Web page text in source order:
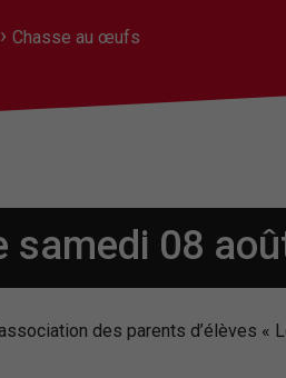
› Chasse au œufs
samedi 08
des parents d’élèves «